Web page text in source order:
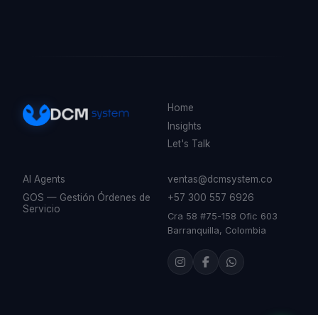
Home
Insights
Let's Talk
AI Agents
GOS — Gestión Órdenes de
Servicio
ventas@dcmsystem.co
+57 300 557 6926
Cra 58 #75-158 Ofic 603
Barranquilla, Colombia